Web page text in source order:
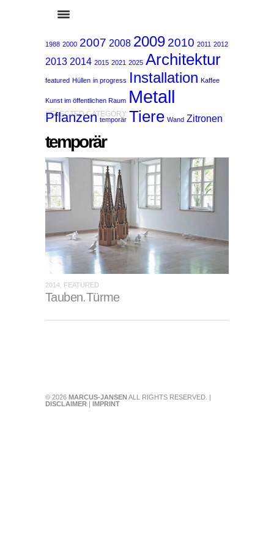
1988 2000 2007 2008 2009 2010 2011 2012
2013 2014 2015 2021 2025 Architektur
featured Hüllen in progress Installation Kaffee
Kunst im öffentlichen Raum Metall
Pflanzen temporär Tiere Wand Zitronen
SELECTED CATEGORY:
temporär
2014, FEATURED
Tauben.Türme
© 2026 MARCUS-JANSENALL RIGHTS RESERVED. |
DISCLAIMER | IMPRINT